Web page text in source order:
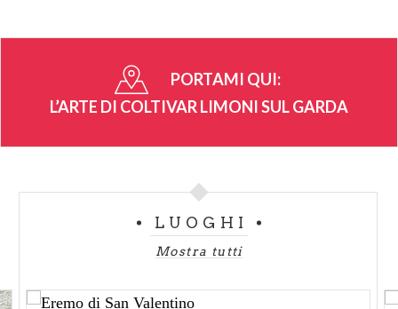
PORTAMI QUI:
L’ARTE DI COLTIVAR LIMONI SUL GARDA
LUOGHI
Mostra tutti